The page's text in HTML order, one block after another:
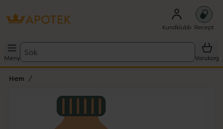
Kundklubb Recept
Meny
Sök
Varukorg
Hem
Lista: . Innehåller 1 objekt.